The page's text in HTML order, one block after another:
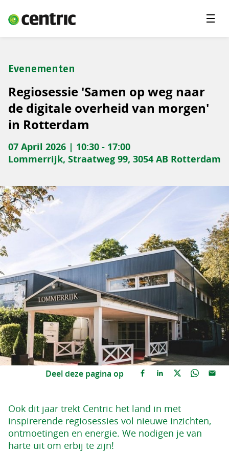
Oplossingen
Contact
Careers
Insights
Evenementen
Regiosessie 'Samen op weg naar
de digitale overheid van morgen'
in Rotterdam
07 April 2026 | 10:30 - 17:00
Lommerrijk, Straatweg 99, 3054 AB Rotterdam
Deel deze pagina op
Ook dit jaar trekt Centric het land in met
inspirerende regiosessies vol nieuwe inzichten,
ontmoetingen en energie. We nodigen je van
harte uit om erbij te zijn!